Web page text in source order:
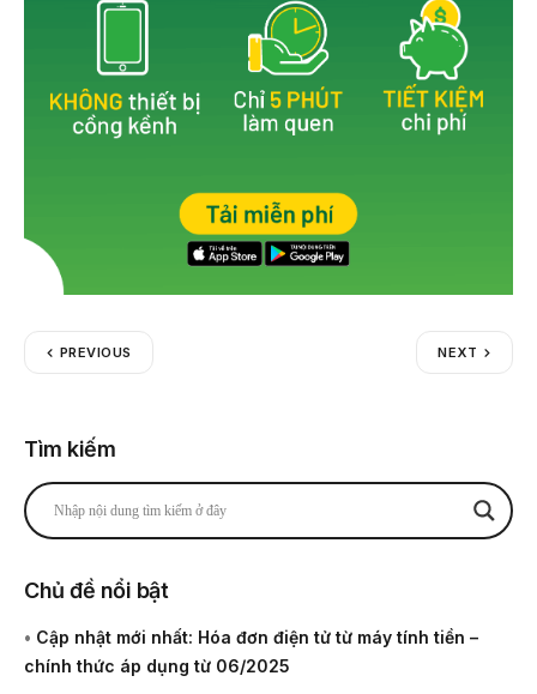
PREVIOUS NEXT
Tìm kiếm
Chủ đề nổi bật
• Cập nhật mới nhất: Hóa đơn điện tử từ máy tính tiền –
chính thức áp dụng từ 06/2025